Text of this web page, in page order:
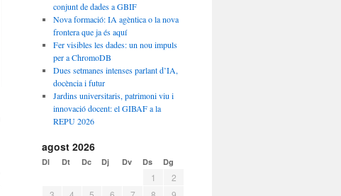
conjunt de dades a GBIF
Nova formació: IA agèntica o la nova
frontera que ja és aquí
Fer visibles les dades: un nou impuls
per a ChromoDB
Dues setmanes intenses parlant d’IA,
docència i futur
Jardins universitaris, patrimoni viu i
innovació docent: el GIBAF a la
REPU 2026
agost 2026
Dl Dt Dc Dj Dv Ds Dg
1
2